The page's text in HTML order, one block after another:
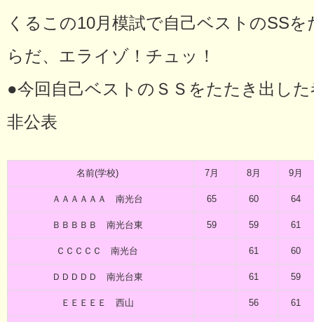
くるこの10月模試で自己ベストのSS
らだ、エライゾ！チュッ！
●今回自己ベストのＳＳをたたき出し
非公表
名前(学校) 7月 8月 9月
ＡＡＡＡＡＡ 南光台 65 60 64
ＢＢＢＢＢ 南光台東 59 59 61
ＣＣＣＣＣ 南光台 61 60
ＤＤＤＤＤ 南光台東 61 59
ＥＥＥＥＥ 西山 56 61